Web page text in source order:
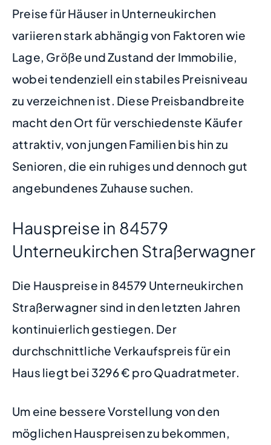
Preise für Häuser in Unterneukirchen
variieren stark abhängig von Faktoren wie
Lage, Größe und Zustand der Immobilie,
wobei tendenziell ein stabiles Preisniveau
zu verzeichnen ist. Diese Preisbandbreite
macht den Ort für verschiedenste Käufer
attraktiv, von jungen Familien bis hin zu
Senioren, die ein ruhiges und dennoch gut
angebundenes Zuhause suchen.
Hauspreise in 84579
Unterneukirchen Straßerwagner
Die Hauspreise in 84579 Unterneukirchen
Straßerwagner sind in den letzten Jahren
kontinuierlich gestiegen. Der
durchschnittliche Verkaufspreis für ein
Haus liegt bei 3296 € pro Quadratmeter.
Um eine bessere Vorstellung von den
möglichen Hauspreisen zu bekommen,